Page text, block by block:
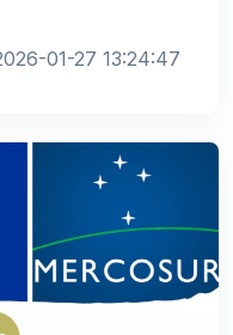
01-27 13:24:47